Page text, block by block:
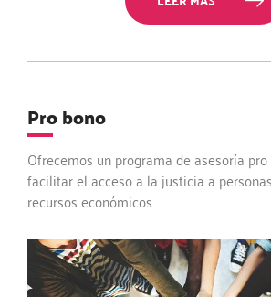
Pro bono
Ofrecemos un programa de asesoría
facilitar el acceso a la justicia a
recursos económicos